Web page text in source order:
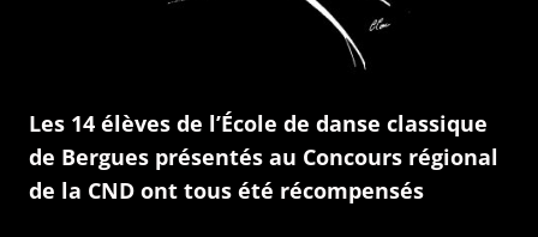
Les 14 élèves de l’École de danse classique
de Bergues présentés au Concours régional
de la CND ont tous été récompensés